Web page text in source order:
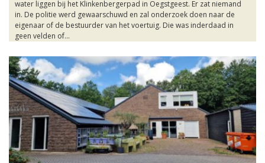
water liggen bij het Klinkenbergerpad in Oegstgeest. Er zat niemand
in. De politie werd gewaarschuwd en zal onderzoek doen naar de
eigenaar of de bestuurder van het voertuig. Die was inderdaad in
geen velden of...